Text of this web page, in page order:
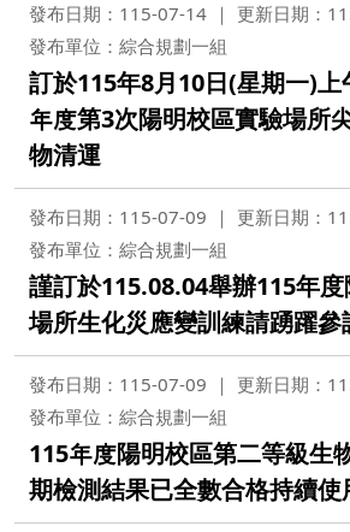
發布日期：115-07-14
更新日期：
發布單位：綜合規劃一組
訂於115年8月10日(星期一)
年度第3次陽明校區實驗場所
物清運
發布日期：115-07-09
更新日期：
發布單位：綜合規劃一組
謹訂於115.08.04舉辦115年
場所生化災應變訓練請踴躍參
發布日期：115-07-09
更新日期：
發布單位：綜合規劃一組
115年度陽明校區第二等級生
期檢測結果已全數合格持續使